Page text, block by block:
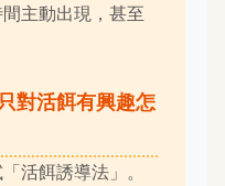
主動出現，甚至
對活餌有興趣怎
活餌誘導法」。